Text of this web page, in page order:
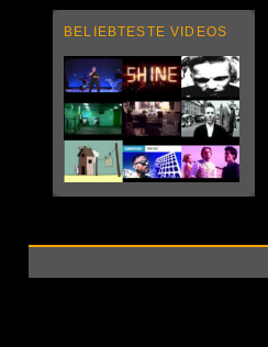
BELIEBTESTE VIDEOS